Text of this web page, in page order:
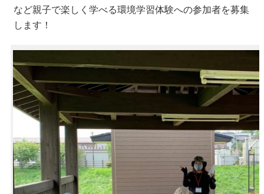
など親子で楽しく学べる環境学習体験への参加者を募集
します！